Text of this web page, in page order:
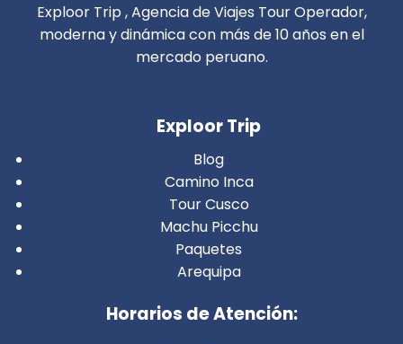
Exploor Trip , Agencia de Viajes Tour Operador,
moderna y dinámica con más de 10 años en el
mercado peruano.
Exploor Trip
Blog
Camino Inca
Tour Cusco
Machu Picchu
Paquetes
Arequipa
Horarios de Atención: